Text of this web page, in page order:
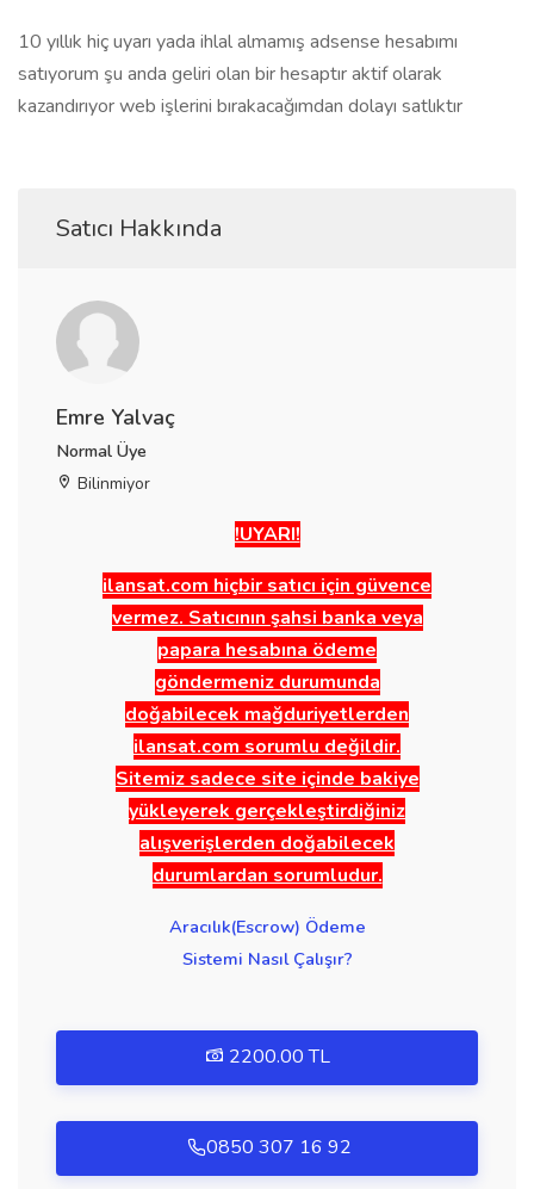
10 yıllık hiç uyarı yada ihlal almamış adsense hesabımı
satıyorum şu anda geliri olan bir hesaptır aktif olarak
kazandırıyor web işlerini bırakacağımdan dolayı satlıktır
Satıcı Hakkında
Emre Yalvaç
Normal Üye
Bilinmiyor
!UYARI!
ilansat.com hiçbir satıcı için güvence
vermez. Satıcının şahsi banka veya
papara hesabına ödeme
göndermeniz durumunda
doğabilecek mağduriyetlerden
ilansat.com sorumlu değildir.
Sitemiz sadece site içinde bakiye
yükleyerek gerçekleştirdiğiniz
alışverişlerden doğabilecek
durumlardan sorumludur.
Aracılık(Escrow) Ödeme
Sistemi Nasıl Çalışır?
2200.00 TL
0850 307 16 92